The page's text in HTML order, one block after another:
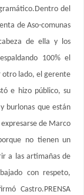
del
de Aso-comunas
de ella y los
100% el
otro lado, el gerente
e hizo público, su
burlonas que están
de Marco
no tienen un
a las artimañas de
con respeto,
Castro.PRENSA